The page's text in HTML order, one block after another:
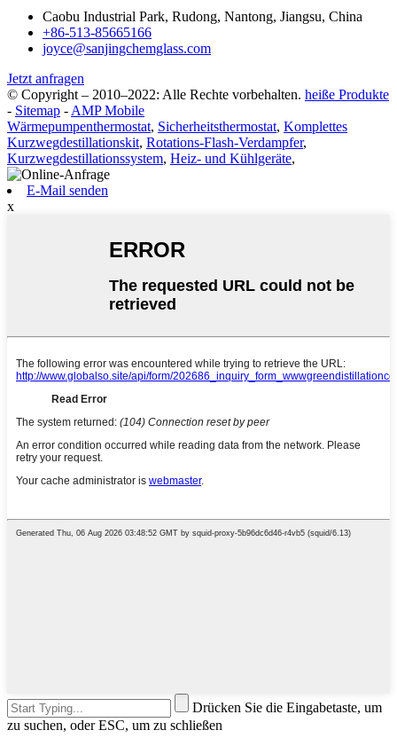
Caobu Industrial Park, Rudong, Nantong, Jiangsu, China
+86-513-85665166
joyce@sanjingchemglass.com
Jetzt anfragen
© Copyright – 2010–2022: Alle Rechte vorbehalten. heiße Produkte
- Sitemap - AMP Mobile
Wärmepumpenthermostat, Sicherheitsthermostat, Komplettes
Kurzwegdestillationskit, Rotations-Flash-Verdampfer,
Kurzwegdestillationssystem, Heiz- und Kühlgeräte,
E-Mail senden
x
Drücken Sie die Eingabetaste, um
zu suchen, oder ESC, um zu schließen